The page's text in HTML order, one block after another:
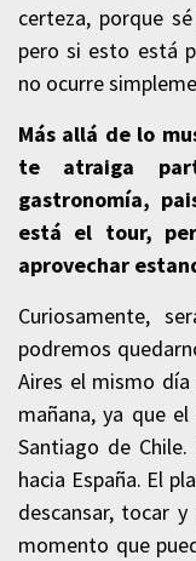
certeza, porque
pero si esto está
no ocurre
Más allá de lo
te atraiga
gastronomía,
está el tour,
aprovechar
Curiosamente,
podremos
Aires el mismo
mañana, ya que
Santiago de
hacia España. El
descansar, tocar y
momento que